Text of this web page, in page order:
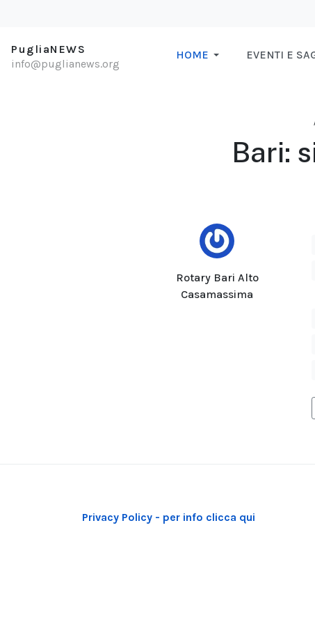
PugliaNEWS
info@puglianews.org
HOME EVENTI E
Bari:
Rotary Bari Alto
Casamassima
Privacy Policy - per info clicca qui